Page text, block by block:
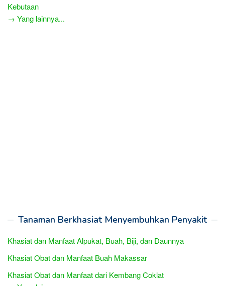
Kebutaan
→ Yang lainnya...
Tanaman Berkhasiat Menyembuhkan Penyakit
Khasiat dan Manfaat Alpukat, Buah, Biji, dan Daunnya
Khasiat Obat dan Manfaat Buah Makassar
Khasiat Obat dan Manfaat dari Kembang Coklat